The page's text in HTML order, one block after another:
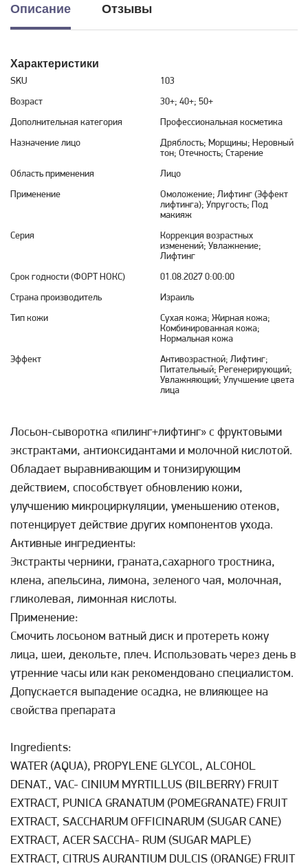
Описание Отзывы
Характеристики
SKU
103
Возраст
30+; 40+; 50+
Дополнительная категория
Профессиональная косметика
Назначение лицо
Дряблость; Морщины; Неровный
тон; Отечность; Старение
Область применения
Лицо
Применение
Омоложение; Лифтинг (Эффект
лифтинга); Упругость; Под
макияж
Серия
Коррекция возрастных
изменений; Увлажнение;
Лифтинг
Срок годности (ФОРТ НОКС)
01.08.2027 0:00:00
Страна производитель
Израиль
Тип кожи
Сухая кожа; Жирная кожа;
Комбинированная кожа;
Нормальная кожа
Эффект
Антивозрастной; Лифтинг;
Питательный; Регенерирующий;
Увлажняющий; Улучшение цвета
лица
Лосьон-сыворотка «пилинг+лифтинг» с фруктовыми
экстрактами, антиоксидантами и молочной кислотой.
Обладает выравнивающим и тонизирующим
действием, способствует обновлению кожи,
улучшению микроциркуляции, уменьшению отеков,
потенцирует действие других компонентов ухода.
Активные ингредиенты:
Экстракты черники, граната,сахарного тростника,
клена, апельсина, лимона, зеленого чая, молочная,
гликолевая, лимонная кислоты.
Применение:
Cмочить лосьоном ватный диск и протереть кожу
лица, шеи, декольте, плеч. Использовать через день в
утренние часы или как рекомендовано специалистом.
Допускается выпадение осадка, не влияющее на
свойства препарата
Ingredients:
WATER (AQUA), PROPYLENE GLYCOL, ALCOHOL
DENAT., VAC- CINIUM MYRTILLUS (BILBERRY) FRUIT
EXTRACT, PUNICA GRANATUM (POMEGRANATE) FRUIT
EXTRACT, SACCHARUM OFFICINARUM (SUGAR CANE)
EXTRACT, ACER SACCHA- RUM (SUGAR MAPLE)
EXTRACT, CITRUS AURANTIUM DULCIS (ORANGE) FRUIT